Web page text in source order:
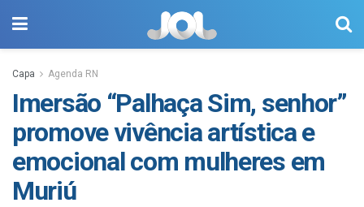
Capa Agenda RN
Imersão “Palhaça Sim, senhor”
promove vivência artística e
emocional com mulheres em
Muriú